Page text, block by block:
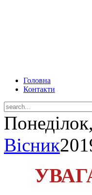
Головна
Контакти
Вісник